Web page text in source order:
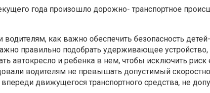
года произошло дорожно- транспортное
водителям, как важно обеспечить безопасность
правильно подобрать удерживающее устройство,
автокресло и ребенка в нем, чтобы исключить риск
водителям не превышать допустимый
движущегося транспортного средства, не